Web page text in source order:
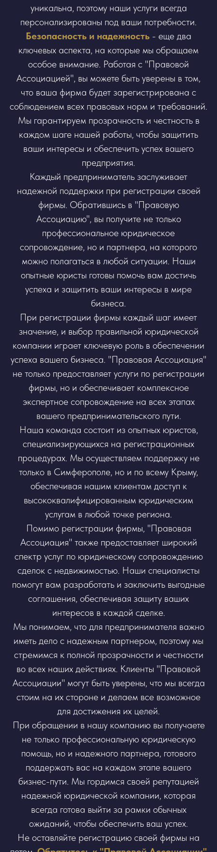
уникальна, поэтому наши услуги всегда
персонализированы под ваши потребности.
Безопасность и надежность - еще два
ключевых аспекта, на которые мы обращаем
особое внимание. Работая с "Правовой
Ассоциацией", вы можете быть уверены в том,
что ваша фирма будет зарегистрирована с
соблюдением всех правовых норм и требований.
Мы гарантируем прозрачность и честность в
каждом шаге нашей работы, чтобы защитить
ваши интересы и обеспечить успех вашего
предприятия.
Каждый предприниматель заслуживает
надежной поддержки при регистрации своей
фирмы. Обратившись в "Правовую
Ассоциацию", вы получите не только
профессиональное юридическое
сопровождение, но и партнера, на которого
можно полагаться в любой ситуации. Наши
опытные юристы готовы помочь вам достичь
успеха и защитить ваши интересы в мире
бизнеса.
При регистрации фирмы каждый шаг имеет
значение, и выбор правильной юридической
компании играет ключевую роль в обеспечении
успеха вашего бизнеса. "Правовая Ассоциация"
не только предоставляет услуги по регистрации
фирмы, но и обеспечивает комплексное
экспертное сопровождение на всех этапах
вашего предпринимательского пути.
Наша команда состоит из опытных юристов,
специализирующихся на регистрационных
процедурах. Мы осуществляем поддержку не
только в Симферополе, но и по всему Крыму,
обеспечивая нашим клиентам доступ к
высококвалифицированным юридическим
услугам в любой точке региона.
Помимо регистрации фирмы, "Правовая
Ассоциация" также предоставляет широкий
спектр услуг по юридическому сопровождению
сделок с недвижимостью. Наши специалисты
помогут вам разработать и заключить выгодные
соглашения, обеспечивая защиту ваших
интересов в каждой сделке.
Мы понимаем, что для предпринимателя важно
иметь дело с надежным партнером, поэтому мы
стремимся к полной прозрачности и честности
во всех наших действиях. Клиенты "Правовой
Ассоциации" могут быть уверены, что мы всегда
стоим на их стороне и делаем все возможное
для достижения их целей.
При обращении в нашу компанию вы получаете
не только профессиональную юридическую
помощь, но и надежного партнера, готового
поддержать вас на каждом этапе вашего
бизнес-пути. Мы гордимся своей репутацией
надежной юридической компании, которая
всегда готова выйти за рамки обычных
ожиданий, чтобы обеспечить ваш успех.
Не оставляйте регистрацию своей фирмы на